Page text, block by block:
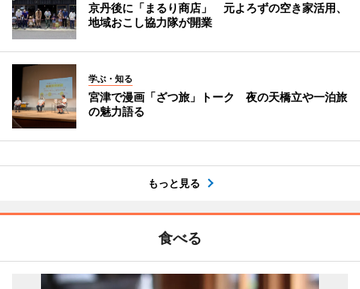
京丹後に「まるり商店」 元よろずの空き家活用、
地域おこし協力隊が開業
学ぶ・知る
宮津で漫画「ざつ旅」トーク 夜の天橋立や一泊旅
の魅力語る
もっと見る
食べる